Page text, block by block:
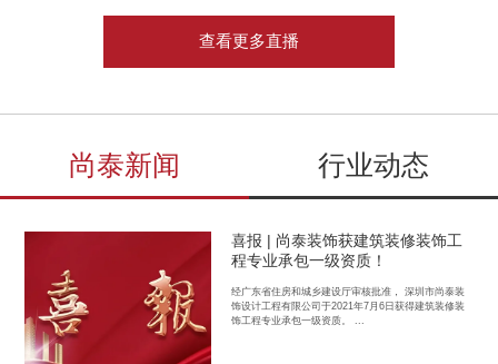
查看更多直播
尚泰新闻 行业动态
喜报 | 尚泰装饰获建筑装修装饰工
程专业承包一级资质！
经广东省住房和城乡建设厅审核批准， 深圳市尚泰装
饰设计工程有限公司于2021年7月6日获得建筑装修装
饰工程专业承包一级资质。 ...